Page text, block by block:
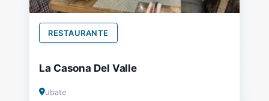
RESTAURANTE
La Casona Del Valle
ubate